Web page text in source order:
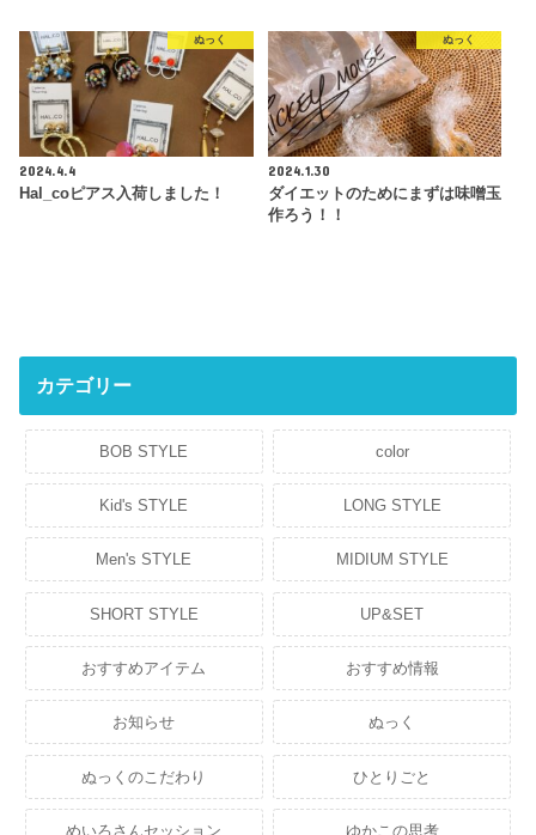
ぬっく
2024.4.4
Hal_coピアス入荷しました！
ぬっく
2024.1.30
ダイエットのためにまずは味噌玉
作ろう！！
カテゴリー
BOB STYLE color
Kid's STYLE LONG STYLE
Men's STYLE MIDIUM STYLE
SHORT STYLE UP&SET
おすすめアイテム おすすめ情報
お知らせ ぬっく
ぬっくのこだわり ひとりごと
めいろさんセッション ゆかこの思考